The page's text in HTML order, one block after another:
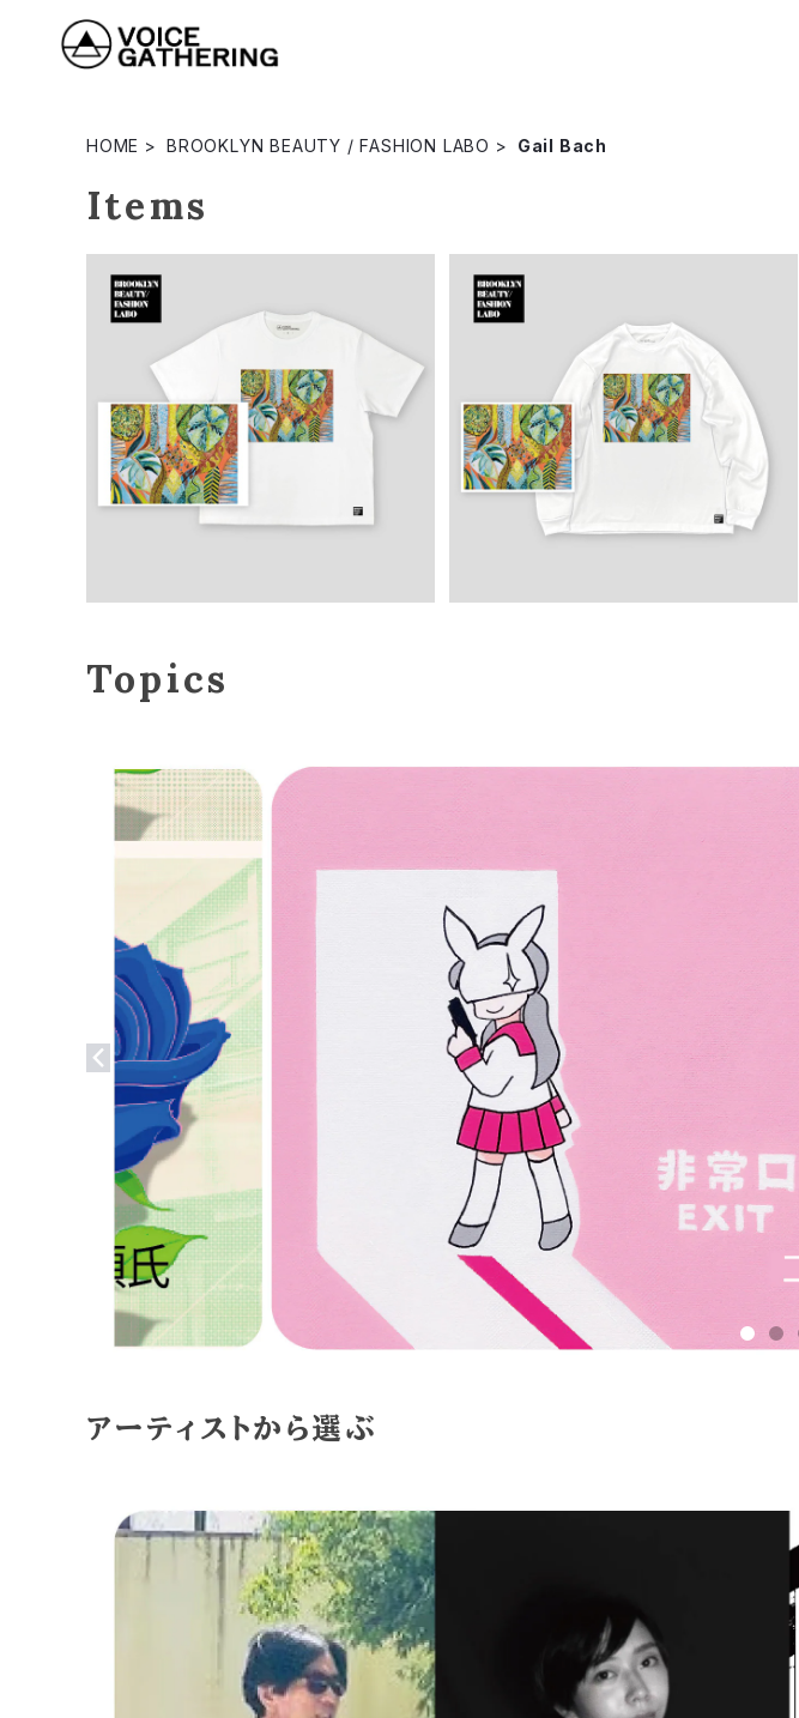
HOME BROOKLYN BEAUTY / FASHION LABO Gail Bach
Items
【BBFLコラボ】Gail Bach 「Coral in
fluenced Leaf Breath」ショートスリ
ーブTシャツ
¥7,150
【BBFLコラボ】Gail Bach 「Coral in
fluenced Leaf Breath」 ロングスリ
ーブTシャツ
¥8,250
Topics
アーティストから選ぶ